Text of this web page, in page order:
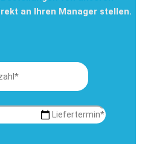
an Ihren Manager stellen.